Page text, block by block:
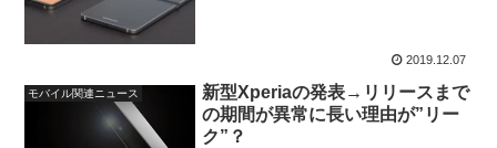
2019.12.07
モバイル関連ニュース
新型Xperiaの発表→リリースまで
の期間が異常に長い理由が”リー
ク”？